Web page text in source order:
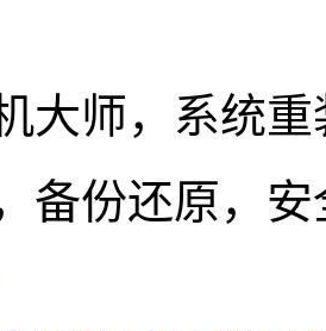
大师，系统
备份还原，